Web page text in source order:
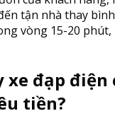
tận nhà thay
vòng 15-20
xe đạp
tiền?